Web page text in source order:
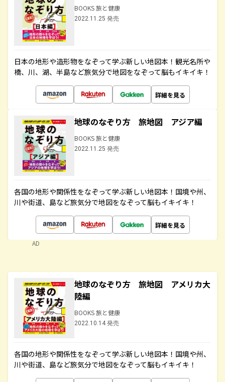
BOOKS 旅と健康
2022.11.25 発売
日本の地形や造形物をなぞって学ぶ新しい地図本！観光名所や
橋、川、湖、半島など旅気分で地図をなぞって脳もイキイキ！
詳細を見る
地球のなぞり方 旅地図 アジア編
BOOKS 旅と健康
2022.11.25 発売
各国の地形や関係性をなぞって学ぶ新しい地図本！国境や州、
川や街道、島など旅気分で地図をなぞって脳もイキイキ！
詳細を見る
AD
地球のなぞり方 旅地図 アメリカ大
陸編
BOOKS 旅と健康
2022.10.14 発売
各国の地形や関係性をなぞって学ぶ新しい地図本！国境や州、
川や街道、島など旅気分で地図をなぞって脳もイキイキ！